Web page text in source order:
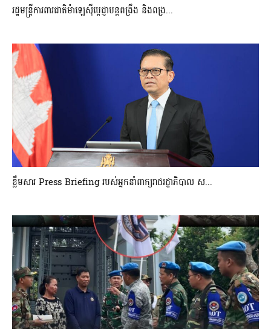
រដ្ឋមន្ត្រីការពារជាតិម៉ាឡេស៊ីប្ដេជ្ញាបន្តពង្រឹង និងពង្រ...
ខ្លឹមសារ Press Briefing របស់អ្នកនាំពាក្យរាជរដ្ឋាភិបាល ស...